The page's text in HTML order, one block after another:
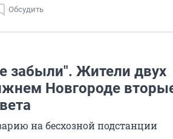
Обсудить
забыли". Жители двух
Новгороде
на бесхозной подстанции